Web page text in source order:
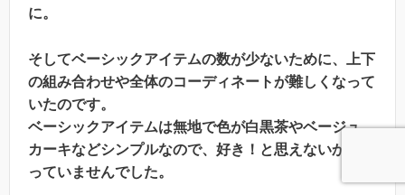
に。
そしてベーシックアイテムの数が少ないために、上下
の組み合わせや全体のコーディネートが難しくなって
いたのです。
ベーシックアイテムは無地で色が白黒茶やベージュ、
カーキなどシンプルなので、好き！と思えないから買
っていませんでした。